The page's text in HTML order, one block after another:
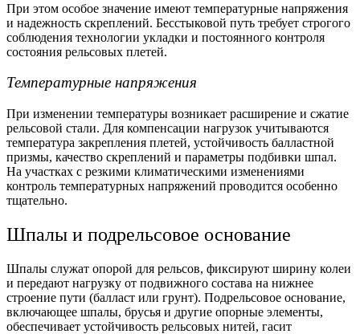
При этом особое значение имеют температурные напряжения
и надежность скреплений. Бесстыковой путь требует строгого
соблюдения технологии укладки и постоянного контроля
состояния рельсовых плетей.
Температурные напряжения
При изменении температуры возникает расширение и сжатие
рельсовой стали. Для компенсации нагрузок учитываются
температура закрепления плетей, устойчивость балластной
призмы, качество скреплений и параметры подбивки шпал.
На участках с резкими климатическими изменениями
контроль температурных напряжений проводится особенно
тщательно.
Шпалы и подрельсовое основание
Шпалы служат опорой для рельсов, фиксируют ширину колеи
и передают нагрузку от подвижного состава на нижнее
строение пути (балласт или грунт). Подрельсовое основание,
включающее шпалы, брусья и другие опорные элементы,
обеспечивает устойчивость рельсовых нитей, гасит